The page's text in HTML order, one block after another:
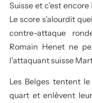
Suisse et c’est
Le score s’alourdit
contre-attaque
Romain Henet ne
l’attaquant suisse
Les Belges tentent
quart et enlèvent